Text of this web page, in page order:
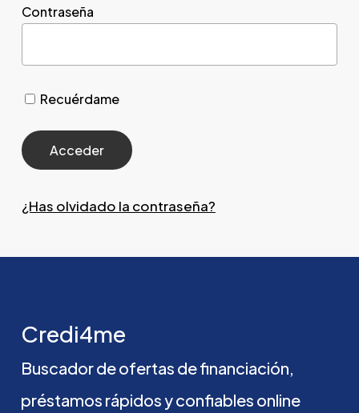
Contraseña
Recuérdame
¿Has olvidado la contraseña?
Credi4me
Buscadordeofertas definanciación,
préstamos rápidosyconfiables online